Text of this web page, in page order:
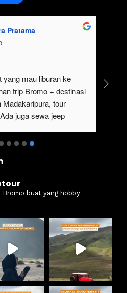
Seru sekali ikutan
JalankeBromo . Servis
sangat profesional
Tour ke bromo
Malang , aku
Paket
bromo
Bromo buat yang hobby